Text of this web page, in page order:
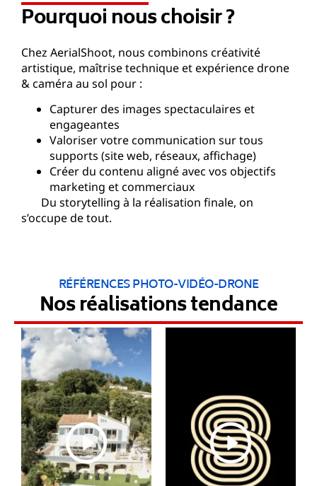
Pourquoi nous choisir ?
Chez AerialShoot, nous combinons créativité
artistique, maîtrise technique et expérience drone
& caméra au sol pour :
Capturer des images spectaculaires et
engageantes
Valoriser votre communication sur tous
supports (site web, réseaux, affichage)
Créer du contenu aligné avec vos objectifs
marketing et commerciaux
Du storytelling à la réalisation finale, on
s’occupe de tout.
RÉFÉRENCES PHOTO-VIDÉO-DRONE
Nos réalisations tendance